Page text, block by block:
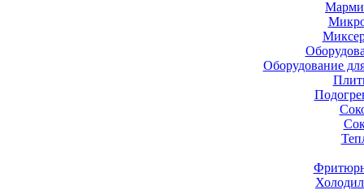
Оборудование